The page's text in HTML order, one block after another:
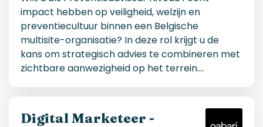
impact hebben op veiligheid, welzijn en
preventiecultuur binnen een Belgische
multisite-organisatie? In deze rol krijgt u de
kans om strategisch advies te combineren met
zichtbare aanwezigheid op het terrein....
Digital Marketeer -